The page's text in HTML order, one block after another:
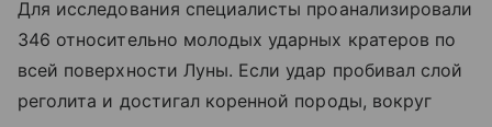
Для исследования специалисты проанализировали
346 относительно молодых ударных кратеров по
всей поверхности Луны. Если удар пробивал слой
реголита и достигал коренной породы, вокруг